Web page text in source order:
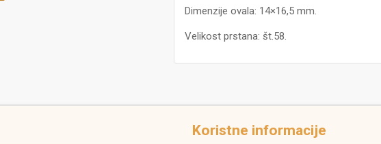
Dimenzije ovala: 14×16,5 mm.
Velikost prstana: št.58.
Koristne informacije